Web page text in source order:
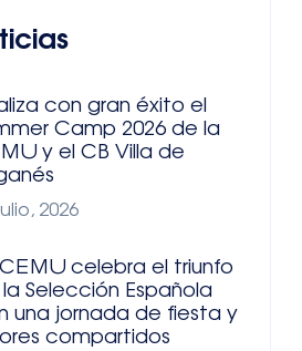
con gran éxito el
Camp 2026 de la
y el CB Villa de
2026
celebra el triunfo
Selección Española
una jornada de fiesta y
compartidos